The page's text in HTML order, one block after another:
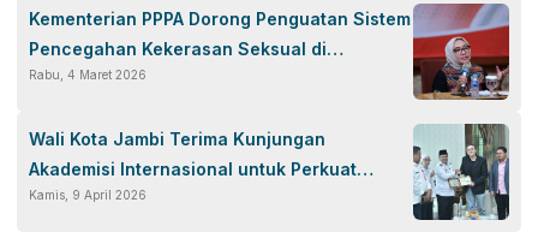
Kementerian PPPA Dorong Penguatan Sistem
Pencegahan Kekerasan Seksual di
Lingkungan Olahraga
Rabu, 4 Maret 2026
Wali Kota Jambi Terima Kunjungan
Akademisi Internasional untuk Perkuat
Kolaborasi Global
Kamis, 9 April 2026